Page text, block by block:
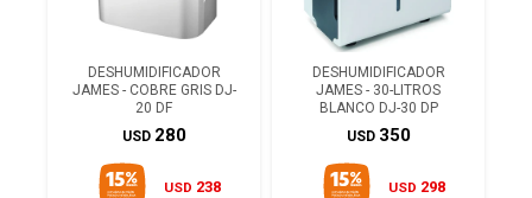
DESHUMIDIFICADOR
JAMES - COBRE GRIS DJ-
20 DF
USD 280
USD 238
DESHUMIDIFICADOR
JAMES - 30-LITROS
BLANCO DJ-30 DP
USD 350
USD 298